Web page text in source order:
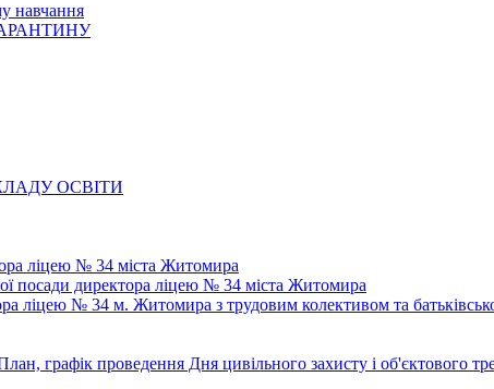
навчання
ОСВІТИ
ліцею № 34 міста Житомира
посади директора ліцею № 34 міста Житомира
ліцею № 34 м. Житомира з трудовим колективом та
графік проведення Дня цивільного захисту і об'єктового